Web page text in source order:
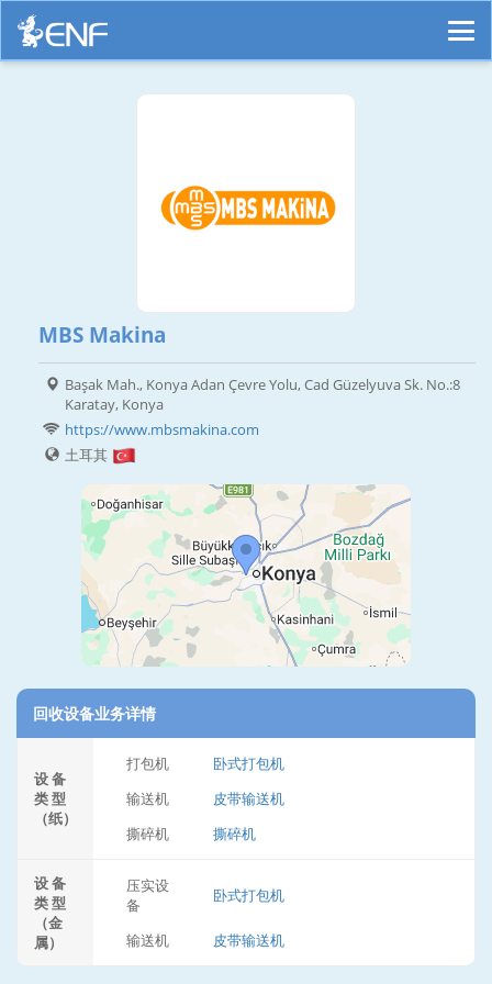
MBS Makina
Başak Mah., Konya Adan Çevre Yolu, Cad Güzelyuva Sk. No.:8
Karatay, Konya
https://www.mbsmakina.com
土耳其
回收设备业务详情
设 备
类 型
（纸）
打包机
卧式打包机
输送机
皮带输送机
撕碎机
撕碎机
设 备
类 型
（金
属）
压实设
备
卧式打包机
输送机 皮带输送机